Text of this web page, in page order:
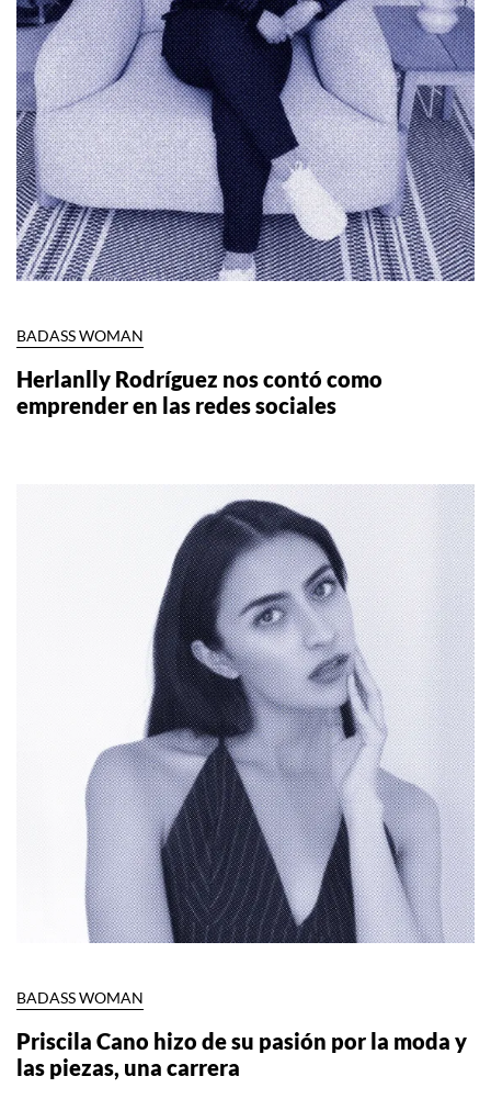
BADASS WOMAN
Herlanlly Rodríguez nos contó como
emprender en las redes sociales
BADASS WOMAN
Priscila Cano hizo de su pasión por la moda y
las piezas, una carrera